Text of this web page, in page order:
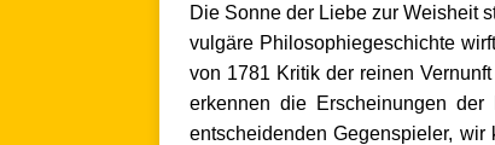
Die Sonne der Liebe zur Weisheit
vulgäre Philosophiegeschichte
von 1781 Kritik der reinen
erkennen die Erscheinungen
entscheidenden Gegenspieler,